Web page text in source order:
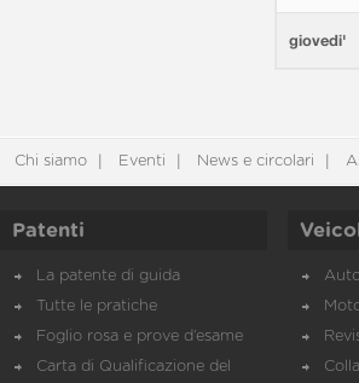
giovedi'
Chi siamo Eventi News e circolari
Patenti
La patente di guida
Tutte le pratiche
Foglio rosa e prove d’esame
Carta di Qualificazione del